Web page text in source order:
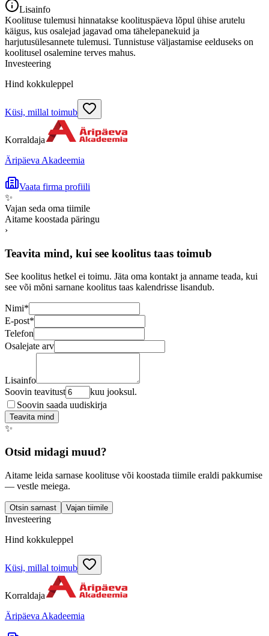
Lisainfo
Koolituse tulemusi hinnatakse koolituspäeva lõpul ühise arutelu
käigus, kus osalejad jagavad oma tähelepanekuid ja
harjutusülesannete tulemusi. Tunnistuse väljastamise eelduseks on
koolitusel osalemine terves mahus.
Investeering
Hind kokkuleppel
Küsi, millal toimub
Korraldaja
Äripäeva Akadeemia
Vaata firma profiili
✨
Vajan seda oma tiimile
Aitame koostada päringu
›
Teavita mind, kui see koolitus taas toimub
See koolitus hetkel ei toimu. Jäta oma kontakt ja anname teada, kui
see või mõni sarnane koolitus taas kalendrisse lisandub.
Nimi*
E-post*
Telefon
Osalejate arv
Lisainfo
Soovin teavitust
kuu jooksul.
Soovin saada uudiskirja
Teavita mind
✨
Otsid midagi muud?
Aitame leida sarnase koolituse või koostada tiimile eraldi pakkumise
— vestle meiega.
Otsin sarnast Vajan tiimile
Investeering
Hind kokkuleppel
Küsi, millal toimub
Korraldaja
Äripäeva Akadeemia